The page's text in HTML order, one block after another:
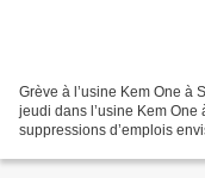
Grève à l’usine Kem One à
jeudi dans l’usine Kem
suppressions d’emplois